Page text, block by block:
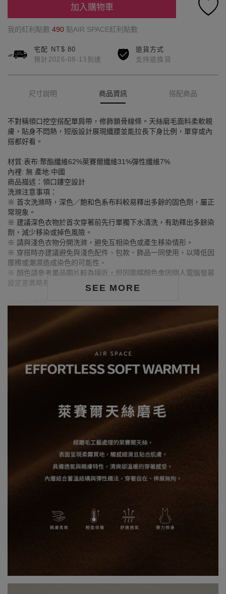
加入購物車
我的紅利點數 490 點AIR SPACE紅利點數
宅配 NT$ 80
預計2026-08-13到達
退貨方式
支持退換貨
尺寸說明 商品資訊 搭配商品
SEE MORE
不對稱領口挖空搭配單肩帶，修飾鎖骨線條。天絲磨毛面料柔軟親
膚，貼身不悶熱，短版設計展現纖腰並能拉長下身比例，單穿或內
搭都好看。
材質:表布:聚酯纖維62%萊賽爾纖維31%彈性纖維7%
內裡: 無 產地:中國
商品描述：領口鏤空設計
洗滌注意事項：
※ 首次洗滌時，深色／飽和色系布料較易釋出多餘的固色劑，屬正
常現象。
※ 建議深色衣物於首次穿著前先行單獨下水清洗，有助釋出多餘染
劑，減少移染或掉色風險。
※ 請與淺色衣物分開洗滌，避免互相染色或產生移染情形。
※ 穿搭時亦建議避免與淺色配件、包款、飾品一同使用，以降低因
摩擦或潮濕造成染色的可能性。
※ 顏色請參考單品圖片較為接近，但因圖檔顏色會因個人電腦螢幕
設定差異略有不同，請以實際商品顏色為準。